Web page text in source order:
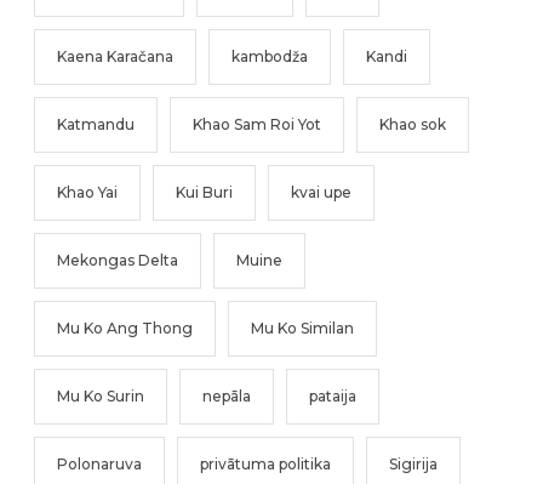
Kaena Karačana kambodža Kandi
Katmandu Khao Sam Roi Yot Khao sok
Khao Yai Kui Buri kvai upe
Mekongas Delta Muine
Mu Ko Ang Thong Mu Ko Similan
Mu Ko Surin nepāla pataija
Polonaruva privātuma politika Sigirija